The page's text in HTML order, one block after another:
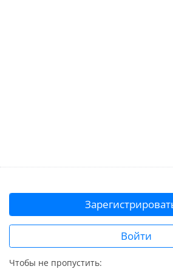
Войти
Чтобы не пропустить: